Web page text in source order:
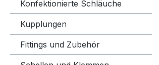
Konfektionierte Schläuche
Kupplungen
Fittings und Zubehör